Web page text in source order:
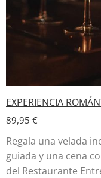
EXPERIENCIA
89,95 €
Regala una velada
guiada y una cena
del Restaurante